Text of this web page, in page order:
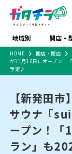
地域別 開店・
中越
リニューアル・移転
新潟市・開店
和食
趣味・展示
食品メー
品
特集・まと
セツコママ ラ
食品スーパ
ショッピング
大型施設
ファッショ
HOME 開店・閉店
が11月16日にオープン！
予定♪
【新発田
サウナ『
ープン！「
ラン」も